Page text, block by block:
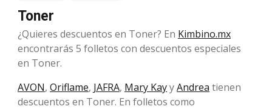
Toner
¿Quieres descuentos en Toner? En Kimbino.mx
encontrarás 5 folletos con descuentos especiales
en Toner.
AVON, Oriflame, JAFRA, Mary KayyAndrea tienen
descuentos en Toner. En folletos como